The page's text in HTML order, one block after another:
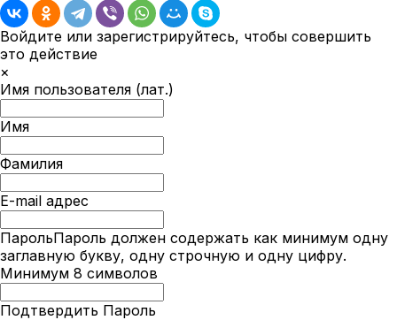
Войдите или зарегистрируйтесь, чтобы совершить
это действие
×
Имя пользователя (лат.)
Имя
Фамилия
E-mail адрес
ПарольПароль должен содержать как минимум одну
заглавную букву, одну строчную и одну цифру.
Минимум 8 символов
Подтвердить Пароль